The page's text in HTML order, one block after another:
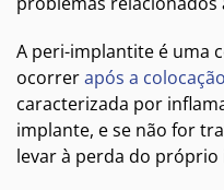
A peri-implantite é uma
ocorrerapós a
caracterizada por
implante, e se não for
levar à perda do próprio